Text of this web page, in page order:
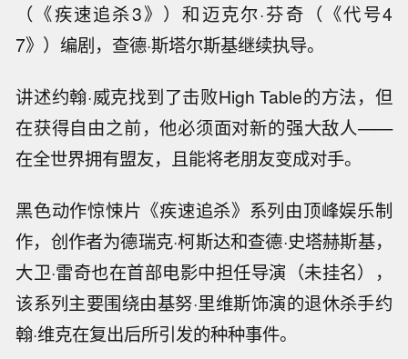
（《疾速追杀3》）和迈克尔·芬奇（《代号4
7》）编剧，查德·斯塔尔斯基继续执导。
讲述约翰·威克找到了击败High Table的方法，但
在获得自由之前，他必须面对新的强大敌人——
在全世界拥有盟友，且能将老朋友变成对手。
黑色动作惊悚片《疾速追杀》系列由顶峰娱乐制
作，创作者为德瑞克·柯斯达和查德·史塔赫斯基，
大卫·雷奇也在首部电影中担任导演（未挂名），
该系列主要围绕由基努·里维斯饰演的退休杀手约
翰·维克在复出后所引发的种种事件。